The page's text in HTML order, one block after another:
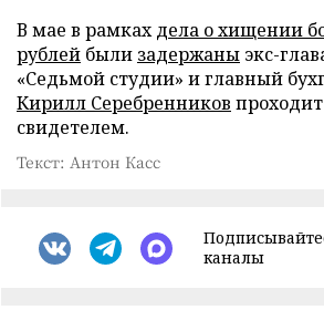
В мае в рамкахдела о хищении
рублей были задержаны экс-
«Седьмой студии» и главный
Кирилл Серебренников
свидетелем.
Текст: Антон Касс
каналы